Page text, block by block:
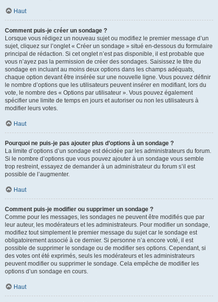
Haut
Comment puis-je créer un sondage ?
Lorsque vous rédigez un nouveau sujet ou modifiez le premier message d’un
sujet, cliquez sur l’onglet « Créer un sondage » situé en-dessous du formulaire
principal de rédaction. Si cet onglet n’est pas disponible, il est probable que
vous n’ayez pas la permission de créer des sondages. Saisissez le titre du
sondage en incluant au moins deux options dans les champs adéquats,
chaque option devant être insérée sur une nouvelle ligne. Vous pouvez définir
le nombre d’options que les utilisateurs peuvent insérer en modifiant, lors du
vote, le nombre des « Options par utilisateur ». Vous pouvez également
spécifier une limite de temps en jours et autoriser ou non les utilisateurs à
modifier leurs votes.
Haut
Pourquoi ne puis-je pas ajouter plus d’options à un sondage ?
La limite d’options d’un sondage est décidée par les administrateurs du forum.
Si le nombre d’options que vous pouvez ajouter à un sondage vous semble
trop restreint, essayez de demander à un administrateur du forum s’il est
possible de l’augmenter.
Haut
Comment puis-je modifier ou supprimer un sondage ?
Comme pour les messages, les sondages ne peuvent être modifiés que par
leur auteur, les modérateurs et les administrateurs. Pour modifier un sondage,
modifiez tout simplement le premier message du sujet car le sondage est
obligatoirement associé à ce dernier. Si personne n’a encore voté, il est
possible de supprimer le sondage ou de modifier ses options. Cependant, si
des votes ont été exprimés, seuls les modérateurs et les administrateurs
peuvent modifier ou supprimer le sondage. Cela empêche de modifier les
options d’un sondage en cours.
Haut